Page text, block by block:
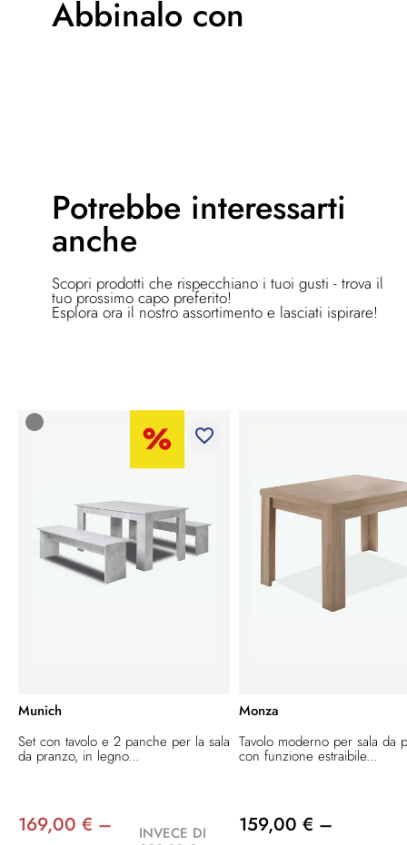
Abbinalo con
Potrebbe interessarti
anche
Scopri prodotti che rispecchiano i tuoi gusti - trova il
tuo prossimo capo preferito!
Esplora ora il nostro assortimento e lasciati ispirare!
favorite_border
Munich
Set con tavolo e 2 panche per la sala
da pranzo, in legno...
169,00 € –
INVECE DI
Monza
Tavolo moderno per sala da
con funzione estraibile...
159,00 € –